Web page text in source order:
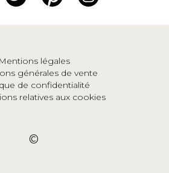
Mentions légales
générales de vente
de confidentialité
relatives aux cookies
©